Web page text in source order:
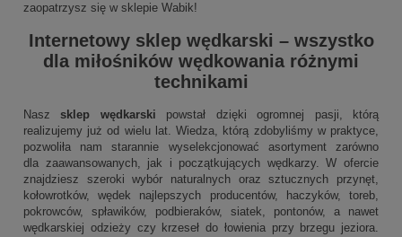
zaopatrzysz się w sklepie Wabik!
Internetowy sklep wędkarski – wszystko
dla miłośników wędkowania różnymi
technikami
Naszsklep wędkarski powstał dzięki ogromnej pasji, którą
realizujemy już od wielu lat. Wiedza, którą zdobyliśmy w praktyce,
pozwoliła nam starannie wyselekcjonować asortyment zarówno
dla zaawansowanych, jak i początkujących wędkarzy. W ofercie
znajdziesz szeroki wybór naturalnych oraz sztucznych przynęt,
kołowrotków, wędek najlepszych producentów, haczyków, toreb,
pokrowców, spławików, podbieraków, siatek, pontonów, a nawet
wędkarskiej odzieży czy krzeseł do łowienia przy brzegu jeziora.